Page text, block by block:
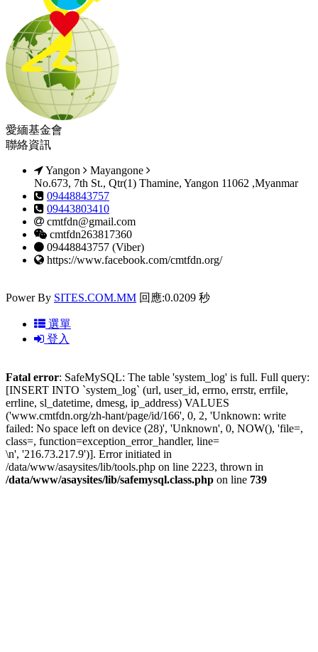
愛緬基金會
聯絡資訊
Yangon
Mayangone
No.673, 7th St., Qtr(1) Thamine, Yangon 11062 ,Myanmar
09448843757
09443803410
cmtfdn@gmail.com
cmtfdn263817360
09448843757 (Viber)
https://www.facebook.com/cmtfdn.org/
Power By SITES.COM.MM 回應:0.0209 秒
選單
登入
Fatal error: SafeMySQL: The table 'system_log' is full. Full query:
[INSERT INTO `system_log` (url, user_id, errno, errstr, errfile,
errline, sl_datetime, dmesg, ip_address) VALUES
('www.cmtfdn.org/zh-hant/page/id/166', 0, 2, 'Unknown: write
failed: No space left on device (28)', 'Unknown', 0, NOW(), 'file=,
class=, function=exception_error_handler, line=
\n', '216.73.217.9')]. Error initiated in
/data/www/asaysites/lib/tools.php on line 2223, thrown in
/data/www/asaysites/lib/safemysql.class.php on line 739